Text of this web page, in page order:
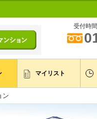
受付時
マイリスト
ン